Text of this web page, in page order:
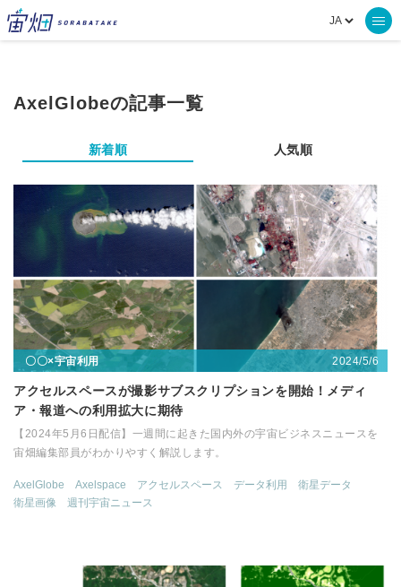
AxelGlobeの記事一覧
新着順 人気順
〇〇×宇宙利用 2024/5/6
アクセルスペースが撮影サブスクリプションを開始！メディ
ア・報道への利用拡大に期待
【2024年5月6日配信】一週間に起きた国内外の宇宙ビジネスニュースを
宙畑編集部員がわかりやすく解説します。
AxelGlobe Axelspace アクセルスペース データ利用
衛星データ
衛星画像
週刊宇宙ニュース